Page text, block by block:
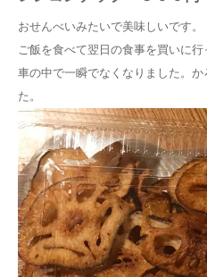
おせんべいみたいで美味しいです。
ご飯を食べて翌日の食事を買いに行
車の中で一瞬でなくなりました。
た。